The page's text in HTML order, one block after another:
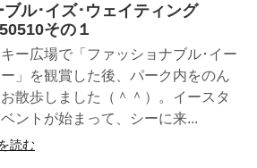
ブル･イズ･ウェイティング
その１
キー広場で「ファッショナブル･イー
」を観賞した後、パーク内をのん
散歩しました（＾＾）。イースタ
ントが始まって、シーに来...
読む